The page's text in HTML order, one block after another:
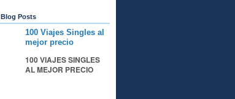
Blog Posts
100 Viajes Singles al
mejor precio
100 VIAJES SINGLES
AL MEJOR PRECIO